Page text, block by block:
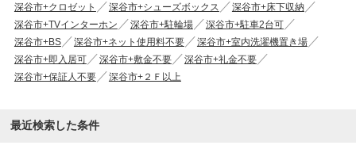
深谷市+クロゼット
深谷市+シューズボックス
深谷市+床下収納
深谷市+TVインターホン
深谷市+駐輪場
深谷市+駐車2台可
深谷市+BS
深谷市+ネット使用料不要
深谷市+室内洗濯機置き場
深谷市+即入居可
深谷市+敷金不要
深谷市+礼金不要
深谷市+保証人不要
深谷市+２Ｆ以上
最近検索した条件